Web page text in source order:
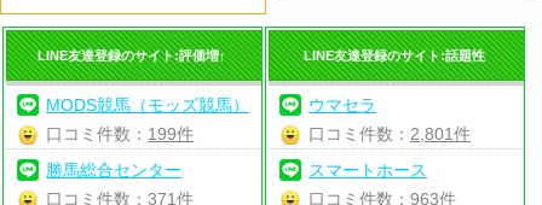
LINE友達登録のサイト:評価増↑
MODS競馬（モッズ競馬）
口コミ件数： 199件
勝馬総合センター
口コミ件数：371件
LINE友達登録のサイト:話題性
ウマセラ
口コミ件数： 2,801件
スマートホース
口コミ件数： 963件